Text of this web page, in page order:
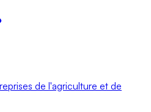
de l'agriculture et de